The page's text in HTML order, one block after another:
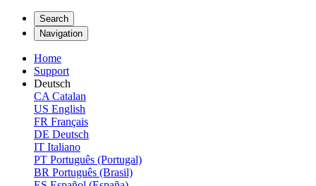
Search
Navigation
Home
Support
Deutsch
CA Catalan
US English
FR Français
DE Deutsch
IT Italiano
PT Português (Portugal)
BR Português (Brasil)